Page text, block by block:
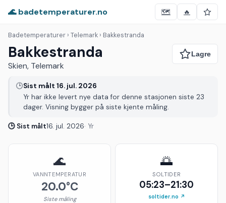
🌊 badetemperaturer.no 🗺️ 🔥
Badetemperaturer › Telemark › Bakkestranda
Bakkestranda
Skien, Telemark
🕒Sist målt 16. jul. 2026
Yr har ikke levert nye data for denne stasjonen siste 23
dager. Visning bygger på siste kjente måling.
🕒 Sist målt16. jul. 2026· Yr
🌊
VANNTEMPERATUR
20.0°C
Siste måling
🌅
SOLTIDER
05:23–21:30
soltider.no ↗